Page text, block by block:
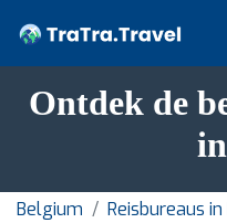
Ontdek de
Belgium
Reisbureaus